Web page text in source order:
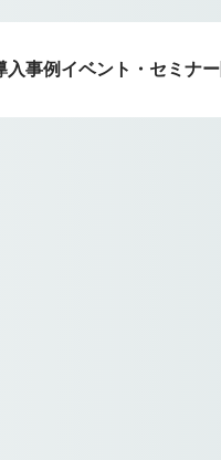
入事例 イベント・セミナー